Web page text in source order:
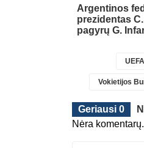
Argentinos
prezidentas
pagyrų G.
Vokietijos
Geriausi 0
Nėra